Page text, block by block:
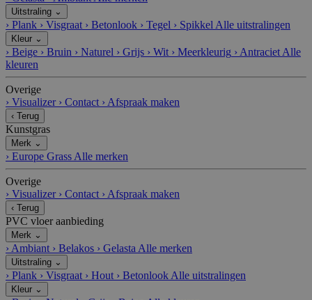
Uitstraling ⌄
› Plank › Visgraat › Betonlook › Tegel › Spikkel Alle uitstralingen
Kleur ⌄
› Beige › Bruin › Naturel › Grijs › Wit › Meerkleurig › Antraciet Alle
kleuren
Overige
› Visualizer › Contact › Afspraak maken
‹ Terug
Kunstgras
Merk ⌄
› Europe Grass Alle merken
Overige
› Visualizer › Contact › Afspraak maken
‹ Terug
PVC vloer aanbieding
Merk ⌄
› Ambiant › Belakos › Gelasta Alle merken
Uitstraling ⌄
› Plank › Visgraat › Hout › Betonlook Alle uitstralingen
Kleur ⌄